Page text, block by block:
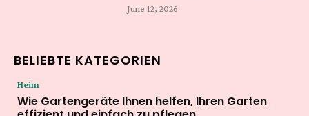
June 12, 2026
BELIEBTE KATEGORIEN
Heim
Wie Gartengeräte Ihnen helfen, Ihren Garten